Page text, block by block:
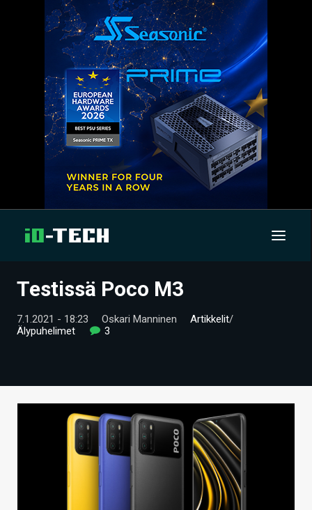
UUTISET
ARTIKKELIT
TECHBBS
Testissä Poco M3
7.1.2021 - 18:23 Oskari Manninen Artikkelit/
Älypuhelimet
3